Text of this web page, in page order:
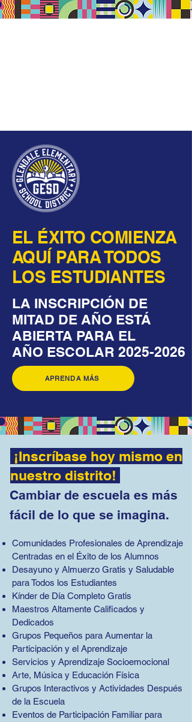
EL ÉXITO COMIENZA
AQUÍ PARA TODOS
LOS ESTUDIANTES
LA INSCRIPCIÓN DE
MITAD DE AÑO ESTÁ
ABIERTA PARA EL
AÑO ESCOLAR 2025-2026
APRENDA MÁS
¡Inscríbase hoy mismo en
nuestro distrito!
Cambiar de escuela es más
fácil de lo que se imagina.
Comunidades Profesionales de Aprendizaje
Centradas en el Éxito de los Alumnos
Desayuno y Almuerzo Gratis y Saludable
para Todos los Estudiantes
Kínder de Día Completo Gratis
Maestros Altamente Calificados y
Dedicados
Grupos Pequeños para Aumentar la
Participación y el Aprendizaje
Servicios y Aprendizaje Socioemocional
Arte, Música y Educación Física
Grupos Interactivos y Actividades Después
de la Escuela
Eventos de Participación Familiar para